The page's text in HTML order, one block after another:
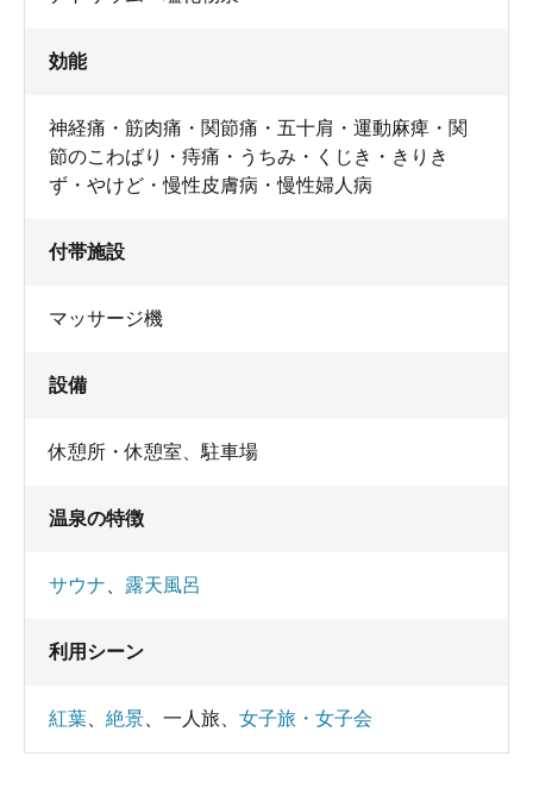
効能
神経痛・筋肉痛・関節痛・五十肩・運動麻痺・関
節のこわばり・痔痛・うちみ・くじき・きりき
ず・やけど・慢性皮膚病・慢性婦人病
付帯施設
マッサージ機
設備
休憩所・休憩室 駐車場
温泉の特徴
サウナ 露天風呂
利用シーン
紅葉 絶景 一人旅 女子旅・女子会